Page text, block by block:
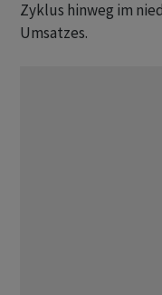
Zyklus hinweg im
Umsatzes.